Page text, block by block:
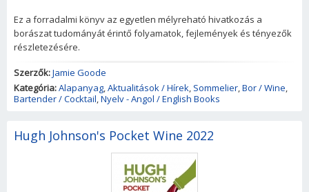
Ez a forradalmi könyv az egyetlen mélyreható hivatkozás a
borászat tudományát érintő folyamatok, fejlemények és tényezők
részletezésére.
Szerzők:Jamie Goode
Kategória:Alapanyag,Aktualitások / Hírek, Sommelier,Bor / Wine,
Bartender / Cocktail,Nyelv - Angol / English Books
Hugh Johnson's Pocket Wine 2022